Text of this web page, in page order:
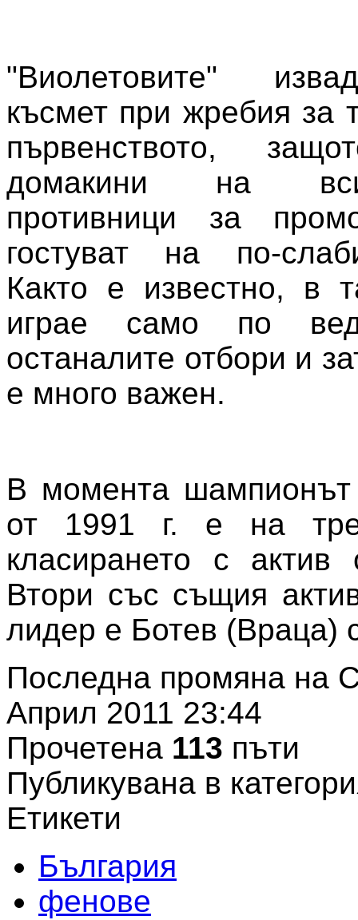
"Виолетовите"
късмет при жребия за
първенството,
домакини на
противници за
гостуват на по-
Както е известно, в
играе само по
останалите отбори и
е много важен.
В момента
от 1991 г. е на
класирането с актив
Втори със същия
лидер е Ботев (Враца)
Последна промяна на
Април 2011 23:44
Прочетена 113 пъти
Публикувана в
Етикети
България
фенове